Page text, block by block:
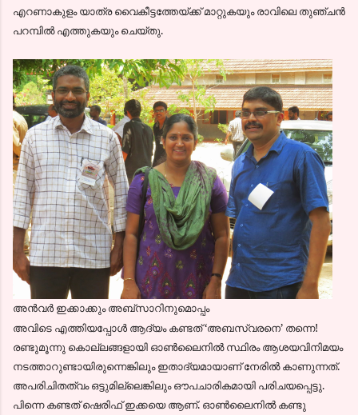
എറണാകുളം യാത്ര വൈകീട്ടത്തേയ്ക്ക് മാറ്റുകയും രാവിലെ തുഞ്ചന്‍
പറമ്പില്‍ എത്തുകയും ചെയ്തു.
അന്‍വര്‍ ഇക്കാക്കും അബ്സാറിനുമൊപ്പം
അവിടെ എത്തിയപ്പോള്‍ ആദ്യം കണ്ടത് ‘അബസ്വരനെ’ തന്നെ!
രണ്ടുമൂന്നു കൊല്ലങ്ങളായി ഓണ്‍ലൈനില്‍ സ്ഥിരം ആശയവിനിമയം
നടത്താറുണ്ടായിരുന്നെങ്കിലും ഇതാദ്യമായാണ് നേരില്‍ കാണുന്നത്.
അപരിചിതത്വം ഒട്ടുമില്ലെങ്കിലും ഔപചാരികമായി പരിചയപ്പെട്ടു.
പിന്നെ കണ്ടത് ഷെരിഫ് ഇക്കയെ ആണ്. ഓണ്‍ലൈനില്‍ കണ്ടു